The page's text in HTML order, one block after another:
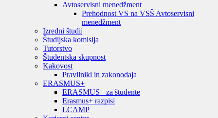
Avtoservisni menedžment
Prehodnost VS na VSŠ Avtoservisni
menedžment
Izredni študij
Študijska komisija
Tutorstvo
Študentska skupnost
Kakovost
Pravilniki in zakonodaja
ERASMUS+
ERASMUS+ za študente
Erasmus+ razpisi
LCAMP